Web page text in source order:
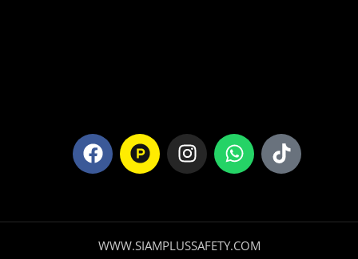
WWW.SIAMPLUSSAFETY.COM